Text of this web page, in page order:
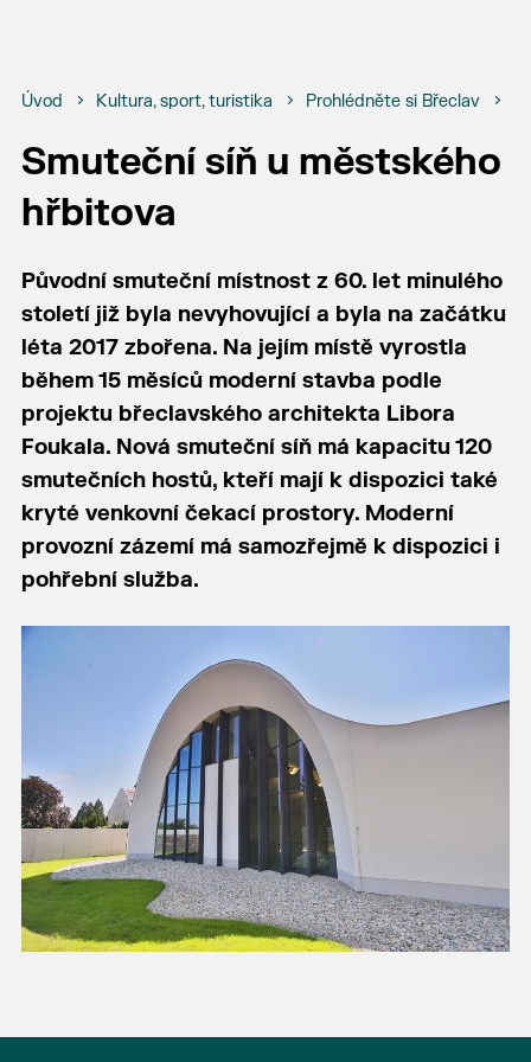
Úvod Kultura, sport, turistika Prohlédněte si Břeclav
Smuteční síň u městského
hřbitova
Původní smuteční místnost z 60. let minulého
století již byla nevyhovující a byla na začátku
léta 2017 zbořena. Na jejím místě vyrostla
během 15 měsíců moderní stavba podle
projektu břeclavského architekta Libora
Foukala. Nová smuteční síň má kapacitu 120
smutečních hostů, kteří mají k dispozici také
kryté venkovní čekací prostory. Moderní
provozní zázemí má samozřejmě k dispozici i
pohřební služba.